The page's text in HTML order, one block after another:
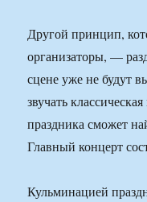
Другой принцип,
организаторы, —
сцене уже не будут
звучать
праздника сможет
Главный концерт
Кульминацией